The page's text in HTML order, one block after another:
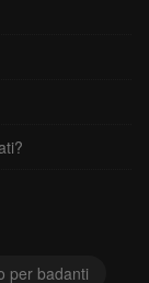
per badanti